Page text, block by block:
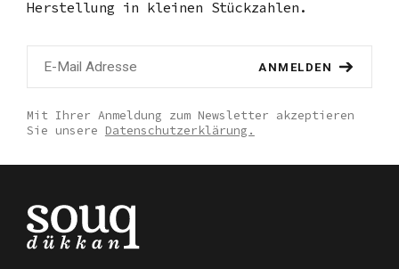
Herstellung in kleinen Stückzahlen.
ANMELDEN
Mit Ihrer Anmeldung zum Newsletter akzeptieren
Sie unsere Datenschutzerklärung.